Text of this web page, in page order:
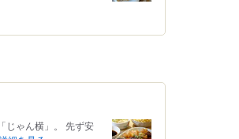
じゃん横」。 先ず安